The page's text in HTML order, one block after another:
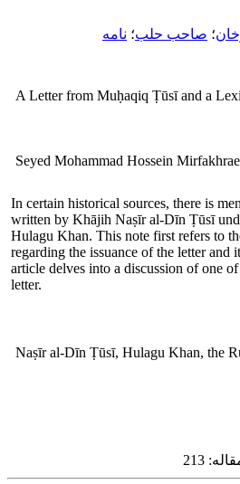
؛ صاحب حلب؛ نامه
A Letter from Muḥaqiq Ṭūsī and a
Seyed Mohammad Hossein
In certain historical sources, there is
written by Khājih Naṣīr al-Dīn Ṭūsī
Hulagu Khan. This note first refers to
regarding the issuance of the letter and
article delves into a discussion of one
letter.
Naṣīr al-Dīn Ṭūsī, Hulagu Khan, the
213